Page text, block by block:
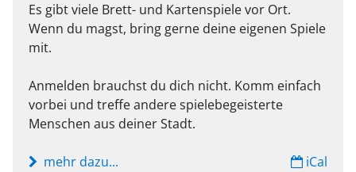
Es gibt viele Brett- und Kartenspiele vor Ort.
Wenn du magst, bring gerne deine eigenen Spiele
mit.
Anmelden brauchst du dich nicht. Komm einfach
vorbei und treffe andere spielebegeisterte
Menschen aus deiner Stadt.
iCal
mehr dazu...